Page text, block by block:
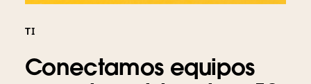
TI
Conectamos equipos